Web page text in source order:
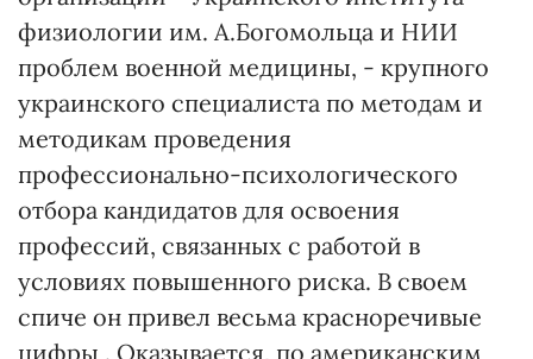
физиологии им. А.Богомольца и НИИ
проблем военной медицины, - крупного
украинского специалиста по методам и
методикам проведения
профессионально-психологического
отбора кандидатов для освоения
профессий, связанных с работой в
условиях повышенного риска. В своем
спиче он привел весьма красноречивые
цифры . Оказывается, по американским